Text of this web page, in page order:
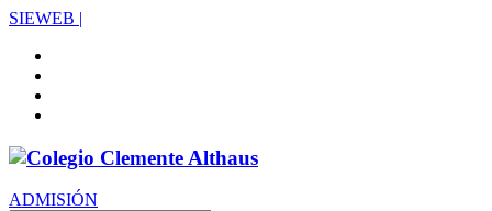
SIEWEB |
ADMISIÓN